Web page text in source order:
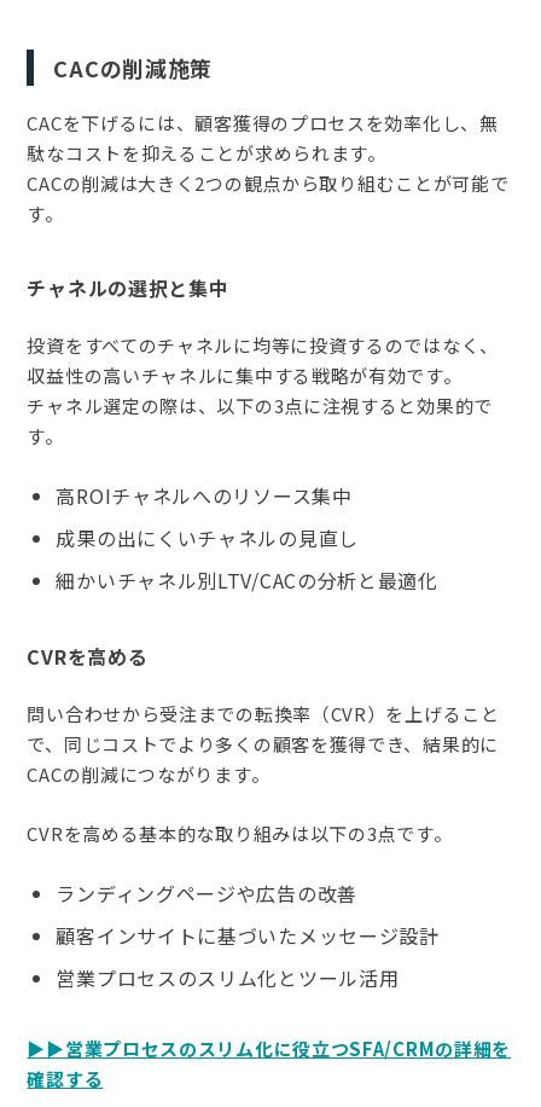
CACの削減施策
CACを下げるには、顧客獲得のプロセスを効率化し、無
駄なコストを抑えることが求められます。
CACの削減は大きく2つの観点から取り組むことが可能で
す。
チャネルの選択と集中
投資をすべてのチャネルに均等に投資するのではなく、
収益性の高いチャネルに集中する戦略が有効です。
チャネル選定の際は、以下の3点に注視すると効果的で
す。
高ROIチャネルへのリソース集中
成果の出にくいチャネルの見直し
細かいチャネル別LTV/CACの分析と最適化
CVRを高める
問い合わせから受注までの転換率（CVR）を上げること
で、同じコストでより多くの顧客を獲得でき、結果的に
CACの削減につながります。
CVRを高める基本的な取り組みは以下の3点です。
ランディングページや広告の改善
顧客インサイトに基づいたメッセージ設計
営業プロセスのスリム化とツール活用
▶▶営業プロセスのスリム化に役立つSFA/CRMの詳細を
確認する